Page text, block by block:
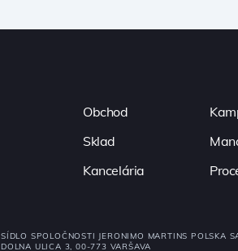
Obchod
Sklad
Kancelária
SÍDLO SPOLOČNOSTI JERONIMO MARTINS POLSKA
DOLNA ULICA 3, 00-773 VARŠAVA